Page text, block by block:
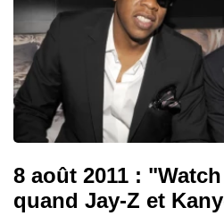
8 août 2011 :
quand Jay-Z et